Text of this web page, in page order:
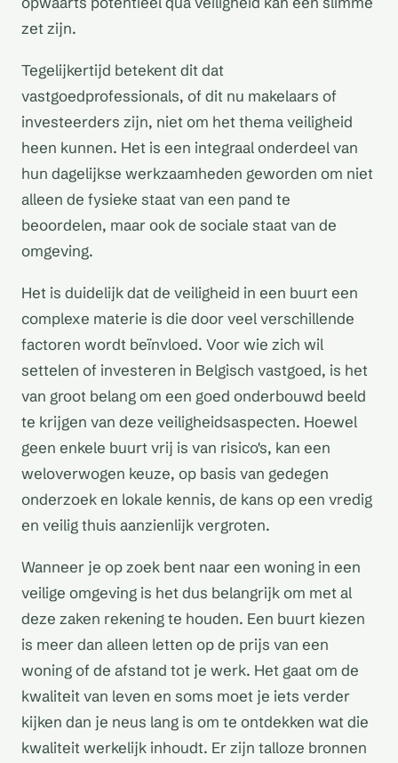
zet zijn.
Tegelijkertijd betekent dit dat
vastgoedprofessionals, of dit nu makelaars of
investeerders zijn, niet om het thema veiligheid
heen kunnen. Het is een integraal onderdeel van
hun dagelijkse werkzaamheden geworden om niet
alleen de fysieke staat van een pand te
beoordelen, maar ook de sociale staat van de
omgeving.
Het is duidelijk dat de veiligheid in een buurt een
complexe materie is die door veel verschillende
factoren wordt beïnvloed. Voor wie zich wil
settelen of investeren in Belgisch vastgoed, is het
van groot belang om een goed onderbouwd beeld
te krijgen van deze veiligheidsaspecten. Hoewel
geen enkele buurt vrij is van risico's, kan een
weloverwogen keuze, op basis van gedegen
onderzoek en lokale kennis, de kans op een vredig
en veilig thuis aanzienlijk vergroten.
Wanneer je op zoek bent naar een woning in een
veilige omgeving is het dus belangrijk om met al
deze zaken rekening te houden. Een buurt kiezen
is meer dan alleen letten op de prijs van een
woning of de afstand tot je werk. Het gaat om de
kwaliteit van leven en soms moet je iets verder
kijken dan je neus lang is om te ontdekken wat die
kwaliteit werkelijk inhoudt. Er zijn talloze bronnen